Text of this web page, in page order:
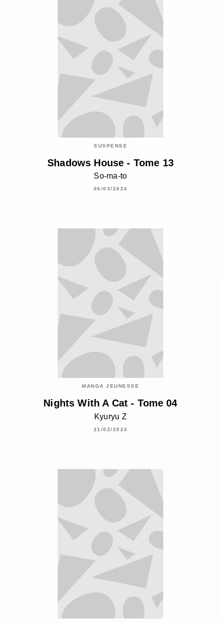
SUSPENSE
Shadows House - Tome 13
So-ma-to
06/03/2024
MANGA JEUNESSE
Nights With A Cat - Tome 04
Kyuryu Z
21/02/2024